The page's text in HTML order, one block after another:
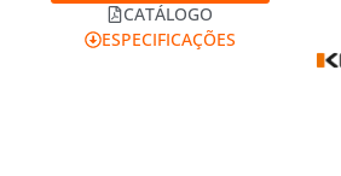
CATÁLOGO
ESPECIFICAÇÕES